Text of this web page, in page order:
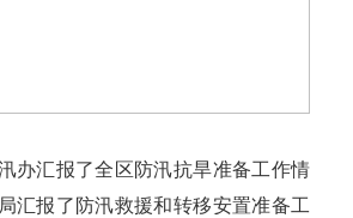
汇报了全区防汛抗旱准备工作情
汇报了防汛救援和转移安置准备工